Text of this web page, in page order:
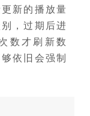
新的播放量
，过期后进
数才刷新数
依旧会强制